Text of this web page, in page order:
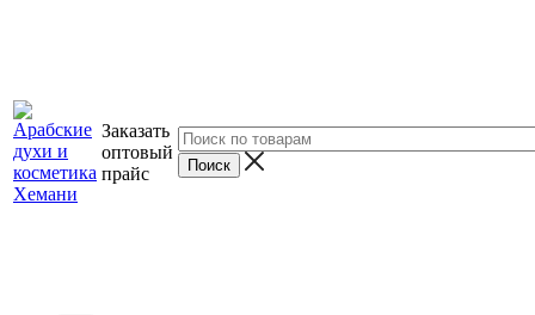
Заказать
оптовый
прайс